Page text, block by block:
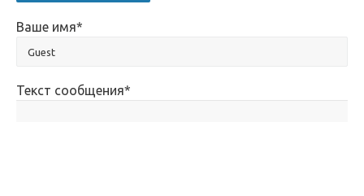
Ваше имя*
Текст сообщения*